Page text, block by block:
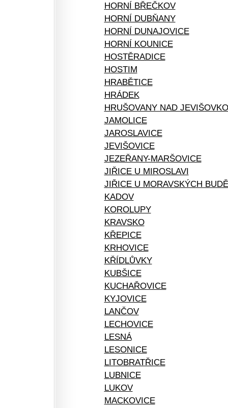
HORNÍ BŘEČKOV
HORNÍ DUBŇANY
HORNÍ DUNAJOVICE
HORNÍ KOUNICE
HOSTĚRADICE
HOSTIM
HRABĚTICE
HRÁDEK
HRUŠOVANY NAD
JAMOLICE
JAROSLAVICE
JEVIŠOVICE
JEZEŘANY-MARŠOVICE
JIŘICE U MIROSLAVI
JIŘICE U MORAVSKÝCH
KADOV
KOROLUPY
KRAVSKO
KŘEPICE
KRHOVICE
KŘÍDLŮVKY
KUBŠICE
KUCHAŘOVICE
KYJOVICE
LANČOV
LECHOVICE
LESNÁ
LESONICE
LITOBRATŘICE
LUBNICE
LUKOV
MACKOVICE